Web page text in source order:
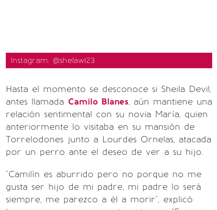
Instagram: @shelaw123
Hasta el momento se desconoce si Sheila Devil,
antes llamada Camilo Blanes, aún mantiene una
relación sentimental con su novia María, quien
anteriormente lo visitaba en su mansión de
Torrelodones junto a Lourdes Ornelas, atacada
por un perro ante el deseo de ver a su hijo.
"Camilín es aburrido pero no porque no me
gusta ser hijo de mi padre, mi padre lo será
siempre, me parezco a él a morir", explicó